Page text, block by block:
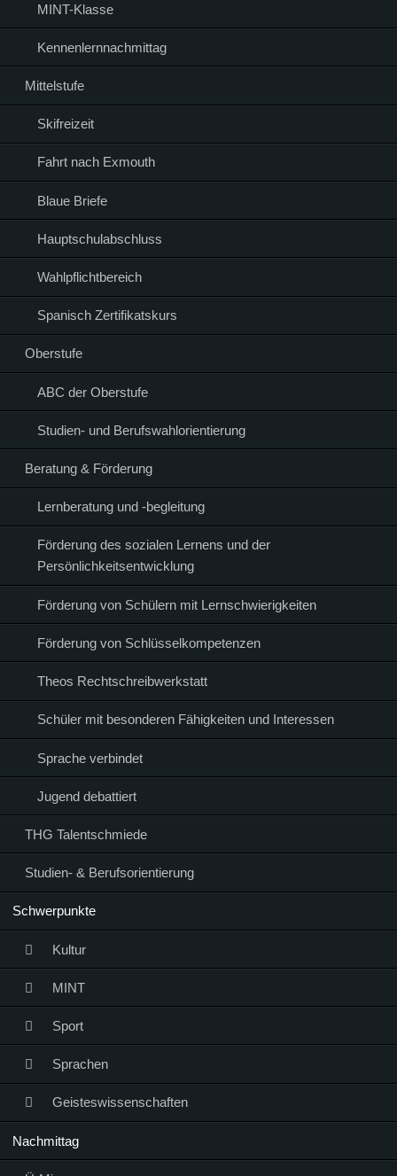
MINT-Klasse
Kennenlernnachmittag
Mittelstufe
Skifreizeit
Fahrt nach Exmouth
Blaue Briefe
Hauptschulabschluss
Wahlpflichtbereich
Spanisch Zertifikatskurs
Oberstufe
ABC der Oberstufe
Studien- und Berufswahlorientierung
Beratung & Förderung
Lernberatung und -begleitung
Förderung des sozialen Lernens und der
Persönlichkeitsentwicklung
Förderung von Schülern mit Lernschwierigkeiten
Förderung von Schlüsselkompetenzen
Theos Rechtschreibwerkstatt
Schüler mit besonderen Fähigkeiten und Interessen
Sprache verbindet
Jugend debattiert
THG Talentschmiede
Studien- & Berufsorientierung
Schwerpunkte
Kultur
MINT
Sport
Sprachen
Geisteswissenschaften
Nachmittag